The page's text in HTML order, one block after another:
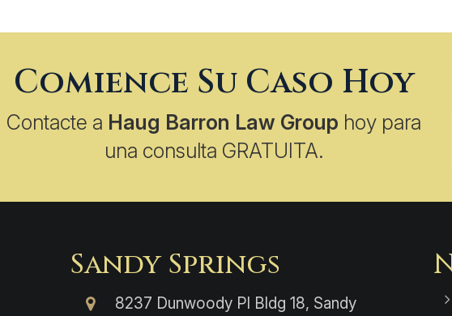
Comience Su Caso Hoy
Contacte a Haug Barron Law Group hoy para
una consulta GRATUITA.
Sandy Springs
8237 Dunwoody Pl Bldg 18, Sandy